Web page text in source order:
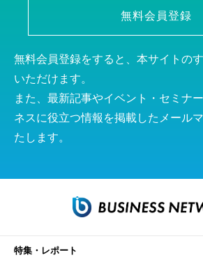
無料会員登録
無料会員登録をすると、本サイトの
いただけます。
また、最新記事やイベント・セミナ
ネスに役立つ情報を掲載したメール
たします。
特集・レポート